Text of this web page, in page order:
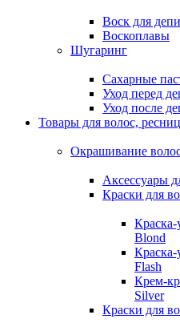
Воск для
Воскоплавы
Шугаринг
Сахарные
Уход перед
Уход после
Товары для волос,
Окрашивание
Аксессуары
Краски для
Краска-
Blond
Краска-
Flash
Крем-
Silver
Краски для